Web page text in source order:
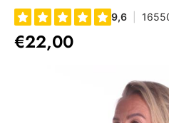
€22,00